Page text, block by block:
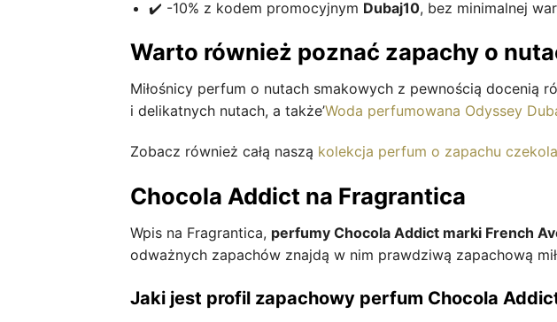
✔️ -10% z kodem promocyjnym Dubaj10, bez minimalnej
Warto również poznać zapachy o
Miłośnicy perfum o nutach smakowych z pewnością docenią
i delikatnych nutach, a także’Woda perfumowana Odyssey
Zobacz również całą naszą kolekcja perfum o zapachu
Chocola Addict na Fragrantica
Wpis na Fragrantica, perfumy Chocola Addict marki French
odważnych zapachów znajdą w nim prawdziwą zapachową
Jaki jest profil zapachowy perfum Chocola